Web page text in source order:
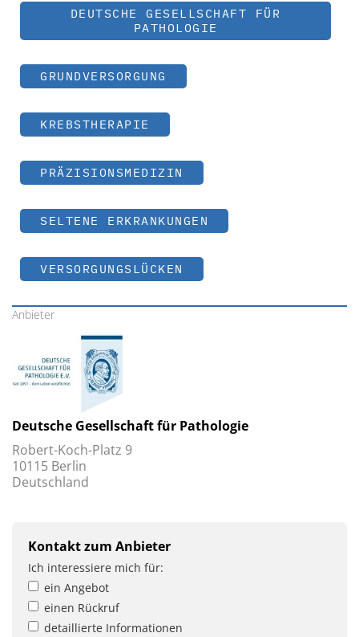
DEUTSCHE GESELLSCHAFT FÜR
PATHOLOGIE
GRUNDVERSORGUNG
KREBSTHERAPIE
PRÄZISIONSMEDIZIN
SELTENE ERKRANKUNGEN
VERSORGUNGSLÜCKEN
Anbieter
Deutsche Gesellschaft für Pathologie
Robert-Koch-Platz 9
10115 Berlin
Deutschland
Kontakt zum Anbieter
Ich interessiere mich für:
ein Angebot
einen Rückruf
detaillierte Informationen